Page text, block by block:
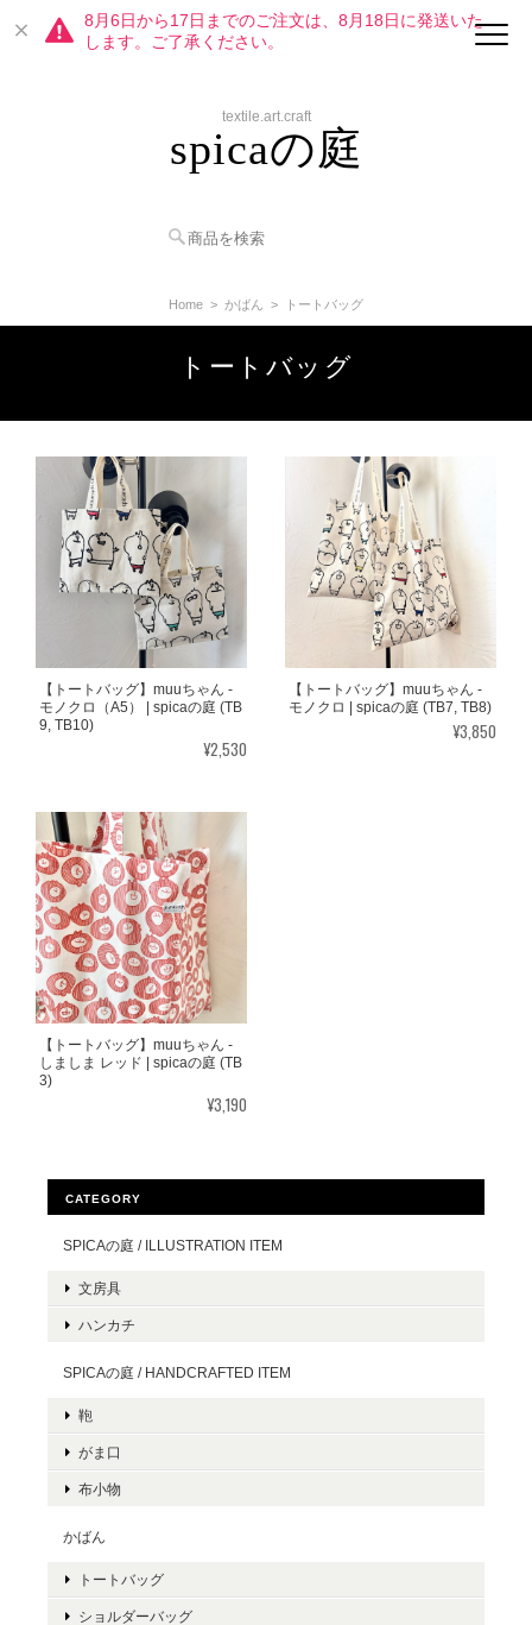
8月6日から17日までのご注文は、8月18日に発送いた
します。ご了承ください。
textile.art.craft
spicaの庭
Home かばん トートバッグ
トートバッグ
【トートバッグ】muuちゃん -
モノクロ（A5） | spicaの庭 (TB
9, TB10)
¥2,530
【トートバッグ】muuちゃん -
モノクロ | spicaの庭 (TB7, TB8)
¥3,850
【トートバッグ】muuちゃん -
しましま レッド | spicaの庭 (TB
3)
¥3,190
CATEGORY
SPICAの庭 / ILLUSTRATION ITEM
文房具
ハンカチ
SPICAの庭 / HANDCRAFTED ITEM
鞄
がま口
布小物
かばん
トートバッグ
ショルダーバッグ